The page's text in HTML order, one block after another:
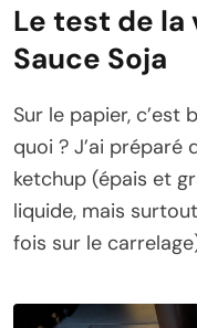
Le test de
Sauce Soja
Sur le papier, c’est
quoi ? J’ai préparé
ketchup (épais et
liquide, mais
fois sur le